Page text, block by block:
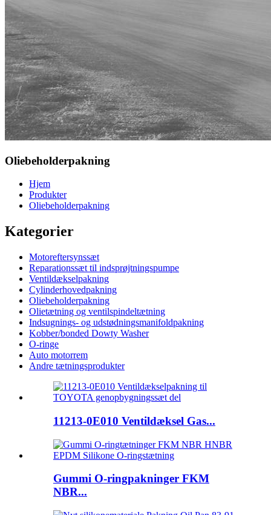
Oliebeholderpakning
Hjem
Produkter
Oliebeholderpakning
Kategorier
Motoreftersynssæt
Reparationssæt til indsprøjtningspumpe
Ventildækselpakning
Cylinderhovedpakning
Oliebeholderpakning
Olietætning og ventilspindeltætning
Indsugnings- og udstødningsmanifoldpakning
Kobber/bonded Dowty Washer
O-ringe
Auto motorrem
Andre tætningsprodukter
11213-0E010 Ventildæksel Gas...
Gummi O-ringpakninger FKM
NBR...